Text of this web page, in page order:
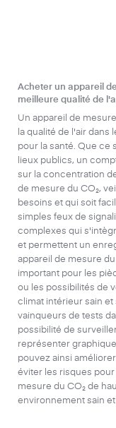
Acheter un appareil
meilleure qualité de
Un appareil de
la qualité de l'air
pour la santé. Que ce
lieux publics, un
sur la concentration
de mesure du CO₂,
besoins et qui soit
simples feux de
complexes qui
et permettent un
appareil de mesure
important pour les
ou les possibilités de
climat intérieur sain et
vainqueurs de tests
possibilité de
représenter
pouvez ainsi
éviter les risques
mesure du CO₂ de
environnement sain